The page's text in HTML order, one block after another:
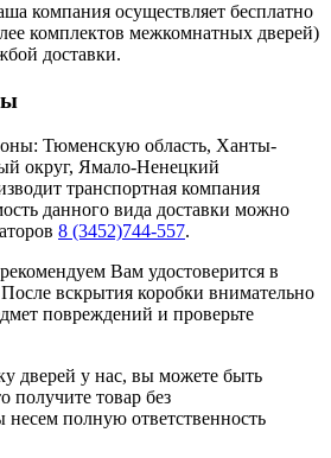
компания осуществляет бесплатно
комплектов межкомнатных дверей)
доставки.
Тюменскую область, Ханты-
округ, Ямало-Ненецкий
транспортная компания
данного вида доставки можно
8 (3452)744-557.
Вам удостоверится в
вскрытия коробки внимательно
повреждений и проверьте
дверей у нас, вы можете быть
получите товар без
полную ответственность